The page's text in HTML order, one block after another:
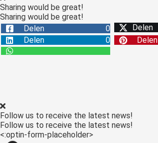
Sharing would be great!
Sharing would be great!
Delen
0 Delen
Delen
0 Delen
Follow us to receive the latest news!
Follow us to receive the latest news!
<:optin-form-placeholder>
zijn
deze
kan de